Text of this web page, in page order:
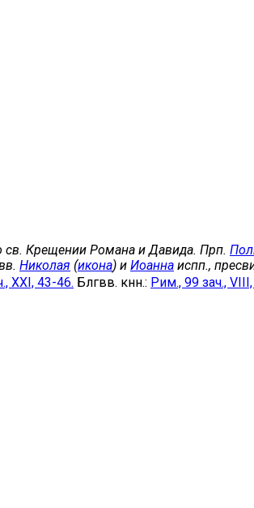
св. Крещении Романа и Давида. Прп.
Николая (икона) и Иоанна испп.,
XXI, 43-46. Блгвв. кнн.: Рим., 99 зач.,